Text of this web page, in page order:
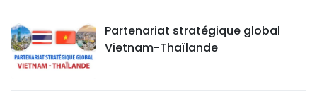
Partenariat stratégique global
Vietnam-Thaïlande